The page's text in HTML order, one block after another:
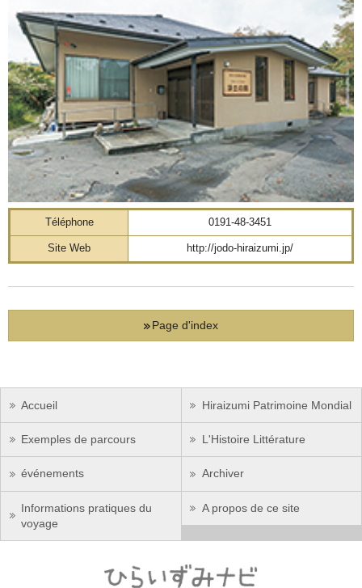
Téléphone 0191-48-3451
Site Web http://jodo-hiraizumi.jp/
Page d'index
Accueil Hiraizumi Patrimoine Mondial
Exemples de parcours L'Histoire Littérature
événements Archiver
Informations pratiques du
voyage
A propos de ce site